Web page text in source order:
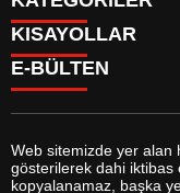
GÜNDEM
DÜNYA
SİYASET
MAGAZİN
SAĞLIK
EĞİTİM
KISAYOLLAR
BURÇLAR
FİKSTÜR
FİRMA EKLE
E-BÜLTEN
gazeteekonomi.com
Web sitemizde yer alan
gösterilerek dahi iktibas
kopyalanamaz, başka